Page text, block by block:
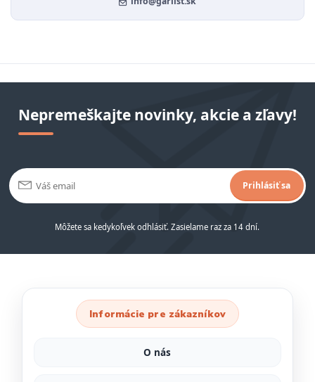
Nepremeškajte novinky, akcie a zľavy!
Prihlásiť sa
Môžete sa kedykoľvek odhlásiť. Zasielame raz za 14 dní.
Informácie pre zákazníkov
O nás